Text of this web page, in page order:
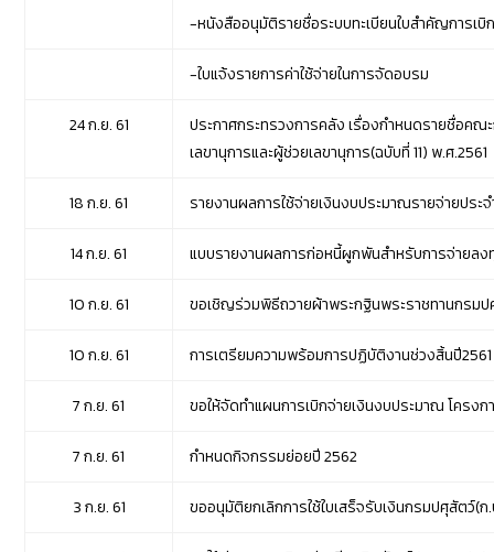
-หนังสืออนุมัติรายชื่อระบบทะเบียนใบสำคัญการเบิ
-ใบแจ้งรายการค่าใช้จ่ายในการจัดอบรม
24 ก.ย. 61
ประกาศกระทรวงการคลัง เรื่องกำหนดรายชื่อคณ
เลขานุการและผู้ช่วยเลขานุการ(ฉบับที่ 11) พ.ศ.2561
18 ก.ย. 61 รายงานผลการใช้จ่ายเงินงบประมาณรายจ่ายประ
14 ก.ย. 61 แบบรายงานผลการก่อหนี้ผูกพันสำหรับการจ่ายลง
10 ก.ย. 61 ขอเชิญร่วมพิธีถวายผ้าพระกฐินพระราชทานกรมป
10 ก.ย. 61 การเตรียมความพร้อมการปฏิบัติงานช่วงสิ้นปี2561
7 ก.ย. 61 ขอให้จัดทำแผนการเบิกจ่ายเงินงบประมาณ โครง
7 ก.ย. 61 กำหนดกิจกรรมย่อยปี 2562
3 ก.ย. 61 ขออนุมัติยกเลิกการใช้ใบเสร็จรับเงินกรมปศุสัตว์(ก.